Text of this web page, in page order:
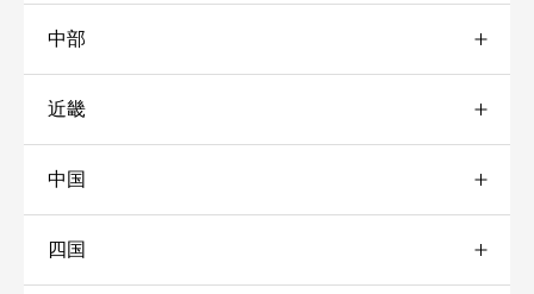
星の数をお選びください
清潔感 必須
星の数をお選びください
スタッフの対応
岩手
秋田
宮城
山形
群馬
東京
新宿
世田谷
中部
愛知
静岡
石川
近畿
三重
大阪
中国
岡山
四国